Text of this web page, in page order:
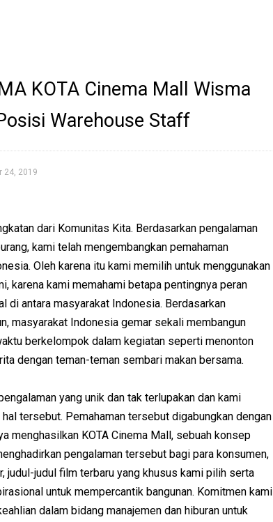
KOTA Cinema Mall Wisma
Warehouse Staff
24, 2019
dari Komunitas Kita. Berdasarkan pengalaman
kami telah mengembangkan pemahaman
Oleh karena itu kami memilih untuk menggunakan
karena kami memahami betapa pentingnya peran
di antara masyarakat Indonesia. Berdasarkan
masyarakat Indonesia gemar sekali membangun
berkelompok dalam kegiatan seperti menonton
dengan teman-teman sembari makan bersama.
yang unik dan tak terlupakan dan kami
tersebut. Pemahaman tersebut digabungkan dengan
menghasilkan KOTA Cinema Mall, sebuah konsep
pengalaman tersebut bagi para konsumen,
judul-judul film terbaru yang khusus kami pilih serta
untuk mempercantik bangunan. Komitmen kami
dalam bidang manajemen dan hiburan untuk